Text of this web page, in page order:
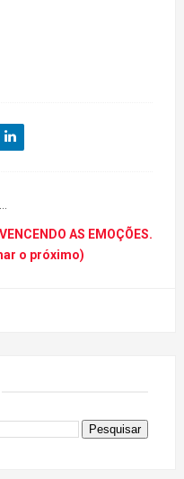
VENCENDO AS EMOÇÕES.
o próximo)